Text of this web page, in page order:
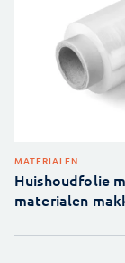
MATERIALEN
Huishoudfolie
materialen